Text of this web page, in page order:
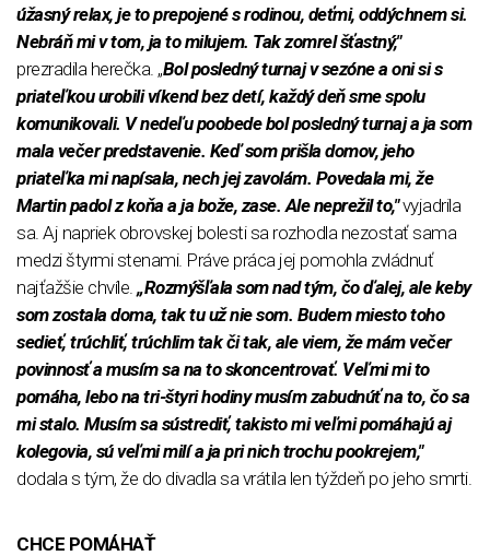
úžasný relax, je to prepojené s rodinou, deťmi, oddýchnem si.
Nebráň mi v tom, ja to milujem. Tak zomrel šťastný,"
prezradila herečka. „Bol posledný turnaj v sezóne a oni si s
priateľkou urobili víkend bez detí, každý deň sme spolu
komunikovali. V nedeľu poobede bol posledný turnaj a ja som
mala večer predstavenie. Keď som prišla domov, jeho
priateľka mi napísala, nech jej zavolám. Povedala mi, že
Martin padol z koňa a ja bože, zase. Ale neprežil to,"vyjadrila
sa. Aj napriek obrovskej bolesti sa rozhodla nezostať sama
medzi štyrmi stenami. Práve práca jej pomohla zvládnuť
najťažšie chvíle. „Rozmýšľala som nad tým, čo ďalej, ale keby
som zostala doma, tak tu už nie som. Budem miesto toho
sedieť, trúchliť, trúchlim tak či tak, ale viem, že mám večer
povinnosť a musím sa na to skoncentrovať. Veľmi mi to
pomáha, lebo na tri-štyri hodiny musím zabudnúť na to, čo sa
mi stalo. Musím sa sústrediť, takisto mi veľmi pomáhajú aj
kolegovia, sú veľmi milí a ja pri nich trochu pookrejem,"
dodala s tým, že do divadla sa vrátila len týždeň po jeho smrti.
CHCE POMÁHAŤ